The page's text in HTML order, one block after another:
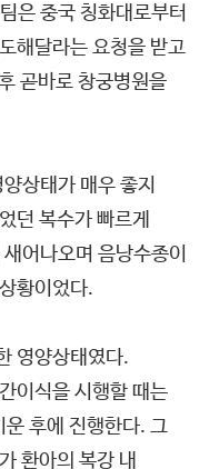
은 중국 칭화대로부터
해달라는 요청을 받고
곧바로 창궁병원을
상태가 매우 좋지
던 복수가 빠르게
어나오며 음낭수종이
황이었다.
영양상태였다.
이식을 시행할 때는
후에 진행한다. 그
환아의 복강 내